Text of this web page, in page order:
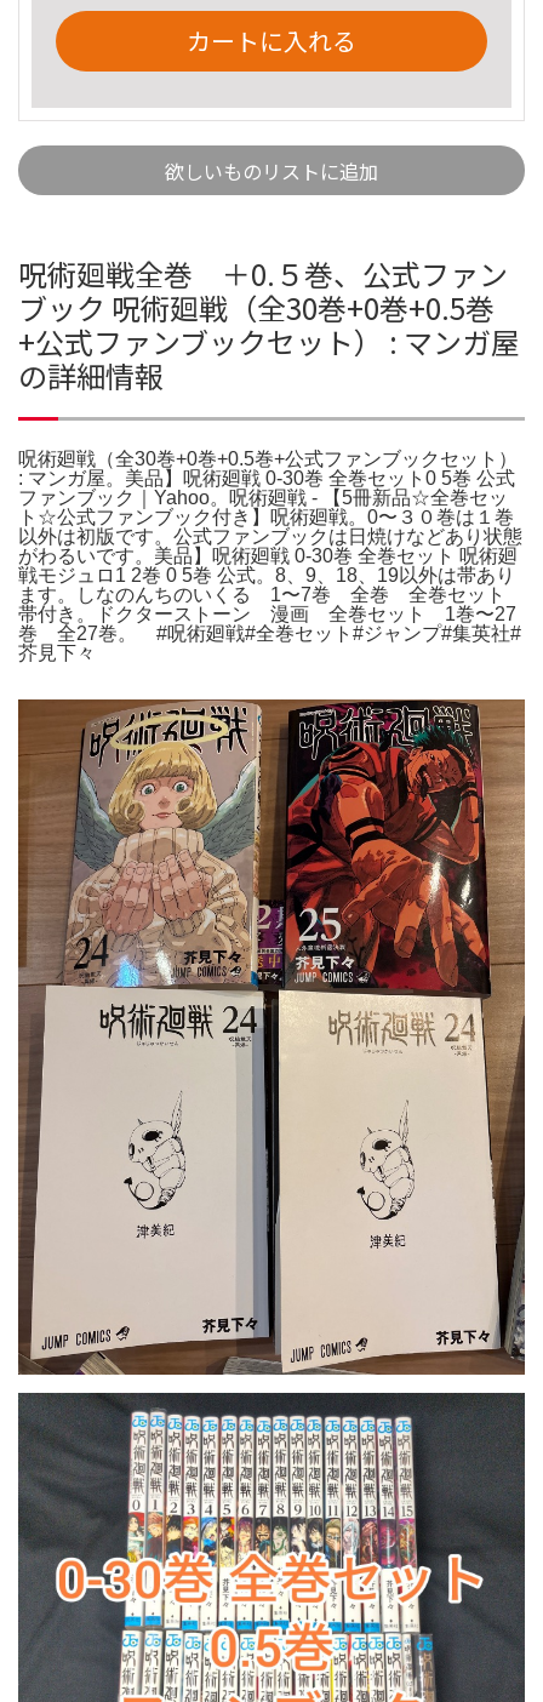
カートに入れる
欲しいものリストに追加
呪術廻戦全巻 ＋0.５巻、公式ファン
ブック 呪術廻戦（全30巻+0巻+0.5巻
+公式ファンブックセット） : マンガ屋
の詳細情報
呪術廻戦（全30巻+0巻+0.5巻+公式ファンブックセット）
: マンガ屋。美品】呪術廻戦 0-30巻 全巻セット0 5巻 公式
ファンブック｜Yahoo。呪術廻戦 - 【5冊新品☆全巻セッ
ト☆公式ファンブック付き】呪術廻戦。0〜３０巻は１巻
以外は初版です。公式ファンブックは日焼けなどあり状態
がわるいです。美品】呪術廻戦 0-30巻 全巻セット 呪術廻
戦モジュロ1 2巻 0 5巻 公式。8、9、18、19以外は帯あり
ます。しなのんちのいくる 1〜7巻 全巻 全巻セット
帯付き。ドクターストーン 漫画 全巻セット 1巻〜27
巻 全27巻。 #呪術廻戦#全巻セット#ジャンプ#集英社#
芥見下々